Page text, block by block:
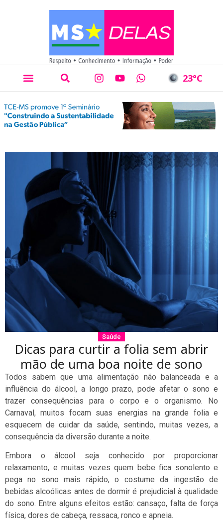
23°C
Saúde
Dicas para curtir a folia sem abrir
mão de uma boa noite de sono
Todos sabem que uma alimentação não balanceada e a
influência do álcool, a longo prazo, pode afetar o sono e
trazer consequências para o corpo e o organismo. No
Carnaval, muitos focam suas energias na grande folia e
esquecem de cuidar da saúde, sentindo, muitas vezes, a
consequência da diversão durante a noite.
Embora o álcool seja conhecido por proporcionar
relaxamento, e muitas vezes quem bebe fica sonolento e
pega no sono mais rápido, o costume da ingestão de
bebidas alcoólicas antes de dormir é prejudicial à qualidade
do sono. Entre alguns efeitos estão: cansaço, falta de força
física, dores de cabeça, ressaca, ronco e apneia.